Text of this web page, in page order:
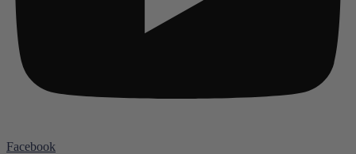
Facebook